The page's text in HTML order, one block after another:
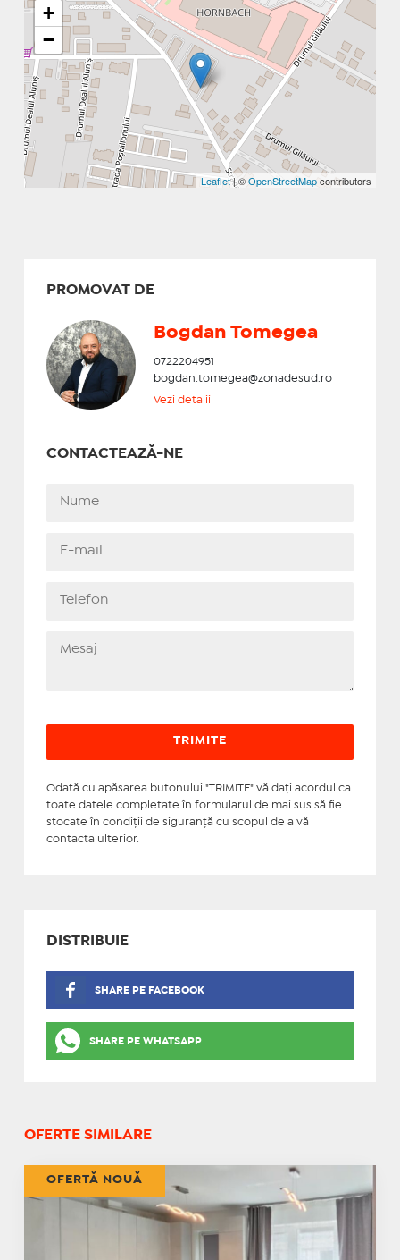
+
−
Leaflet| ©OpenStreetMapcontributors
PROMOVAT DE
Bogdan Tomegea
0722204951
bogdan.tomegea@zonadesud.ro
Vezi detalii
CONTACTEAZĂ-NE
Odată cu apăsarea butonului "TRIMITE" vă daţi acordul ca
toate datele completate în formularul de mai sus să fie
stocate în condiţii de siguranţă cu scopul de a vă
contacta ulterior.
DISTRIBUIE
SHARE PE FACEBOOK
SHARE PE WHATSAPP
OFERTE SIMILARE
OFERTĂ NOUĂ